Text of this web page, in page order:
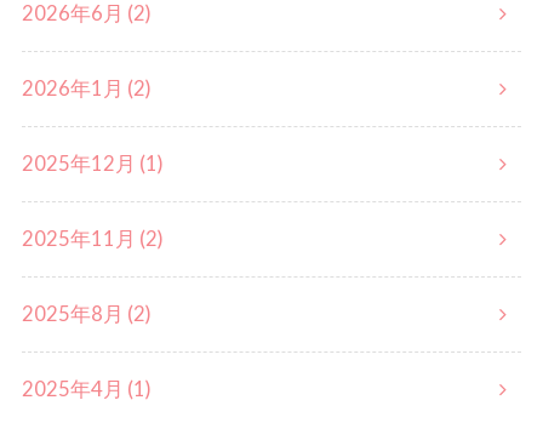
2026年6月 (2)
2026年1月 (2)
2025年12月 (1)
2025年11月 (2)
2025年8月 (2)
2025年4月 (1)